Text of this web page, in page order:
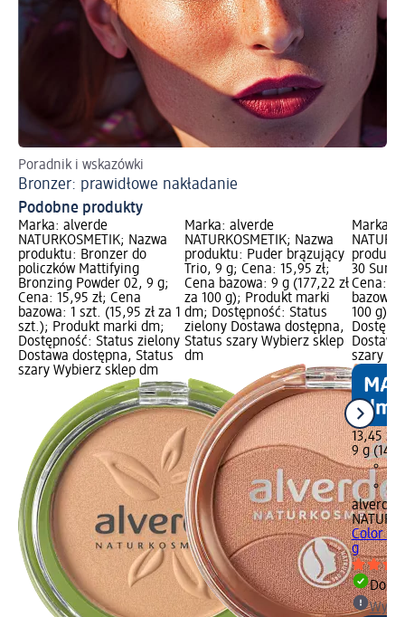
Poradnik i wskazówki
Bronzer: prawidłowe nakładanie
Podobne produkty
Marka: alverde
NATURKOSMETIK; Nazwa
produktu: Bronzer do
policzków Mattifying
Bronzing Powder 02, 9 g;
Cena: 15,95 zł; Cena
bazowa: 1 szt. (15,95 zł za 1
szt.); Produkt marki dm;
Dostępność: Status zielony
Dostawa dostępna, Status
szary Wybierz sklep dm
Marka: alverde
NATURKOSMETIK; Nazwa
produktu: Puder brązujący
Trio, 9 g; Cena: 15,95 zł;
Cena bazowa: 9 g (177,22 zł
za 100 g); Produkt marki
dm; Dostępność: Status
zielony Dostawa dostępna,
Status szary Wybierz sklep
dm
Marka:
30
Cena:
bazowa:
100 g);
szary
13,45 zł
9 g
alverde
Color 30
g